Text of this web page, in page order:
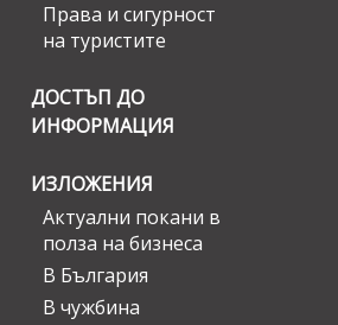
Права и сигурност
на туристите
ДОСТЪП ДО
ИНФОРМАЦИЯ
ИЗЛОЖЕНИЯ
Актуални покани в
полза на бизнеса
В България
В чужбина